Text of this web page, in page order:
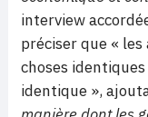
interview
préciser que «
choses
identique »,